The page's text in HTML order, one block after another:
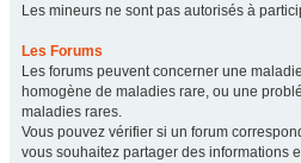
Les mineurs ne sont pas autorisés à
Les Forums
Les forums peuvent concerner une
homogène de maladies rare, ou une
maladies rares.
Vous pouvez vérifier si un forum
vous souhaitez partager des informations